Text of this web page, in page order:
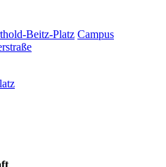
Beitz-Platz Campus